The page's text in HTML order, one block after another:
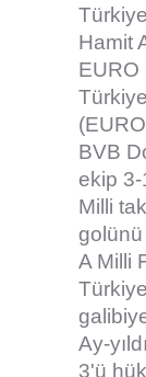
Hamit
EURO
BVB
ekip 3-
Milli
golünü
A Milli
Ay-
3'ü